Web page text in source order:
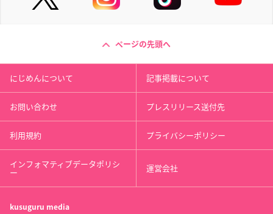
ページの先頭へ
にじめんについて 記事掲載について
お問い合わせ プレスリリース送付先
利用規約 プライバシーポリシー
インフォマティブデータポリシ
ー 運営会社
kusuguru media